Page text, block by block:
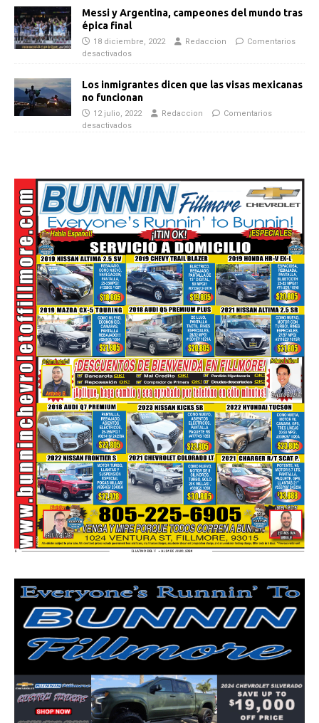
Messi y Argentina, campeones del mundo tras
épica final
18 diciembre, 2022 Redaccion
Comentarios
desactivados
Los inmigrantes dicen que las visas mexicanas
no funcionan
12 julio, 2022 Redaccion
Comentarios
desactivados